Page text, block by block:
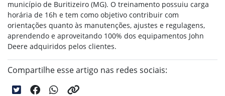
município de Buritizeiro (MG). O treinamento possuiu carga
horária de 16h e tem como objetivo contribuir com
orientações quanto às manutenções, ajustes e regulagens,
aprendendo e aproveitando 100% dos equipamentos John
Deere adquiridos pelos clientes.
Compartilhe esse artigo nas redes sociais: